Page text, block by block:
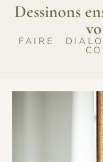
Dessinons
FAIRE